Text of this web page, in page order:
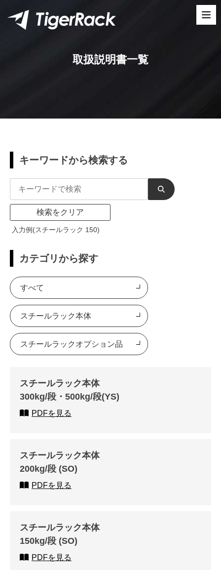
content
取扱説明書一覧
キーワードから検索する
検索をクリア
入力例(スチールラック 150)
カテゴリから探す
すべて
スチールラック本体
スチールラックオプション品
スチールラック本体
300kg/段・500kg/段(YS)
PDFを見る
スチールラック本体
200kg/段 (SO)
PDFを見る
スチールラック本体
150kg/段 (SO)
PDFを見る